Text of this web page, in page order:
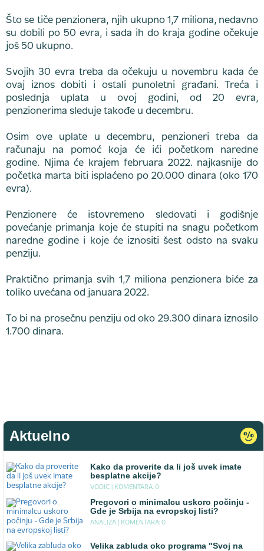
Što se tiče penzionera, njih ukupno 1,7 miliona, nedavno
su dobili po 50 evra, i sada ih do kraja godine očekuje
još 50 ukupno.
Svojih 30 evra treba da očekuju u novembru kada će
ovaj iznos dobiti i ostali punoletni građani. Treća i
poslednja uplata u ovoj godini, od 20 evra,
penzionerima sleduje takođe u decembru.
Osim ove uplate u decembru, penzioneri treba da
računaju na pomoć koja će ići početkom naredne
godine. Njima će krajem februara 2022. najkasnije do
početka marta biti isplaćeno po 20.000 dinara (oko 170
evra).
Penzionere će istovremeno sledovati i godišnje
povećanje primanja koje će stupiti na snagu početkom
naredne godine i koje će iznositi šest odsto na svaku
penziju.
Praktično primanja svih 1,7 miliona penzionera biće za
toliko uvećana od januara 2022.
To bi na prosečnu penziju od oko 29.300 dinara iznosilo
1.700 dinara.
Aktuelno
Kako da proverite da li još uvek imate
besplatne akcije?
VODIC | KOMENTARA: 0
Pregovori o minimalcu uskoro počinju -
Gde je Srbija na evropskoj listi?
ANALIZA | KOMENTARA: 0
Velika zabluda oko programa "Svoj na